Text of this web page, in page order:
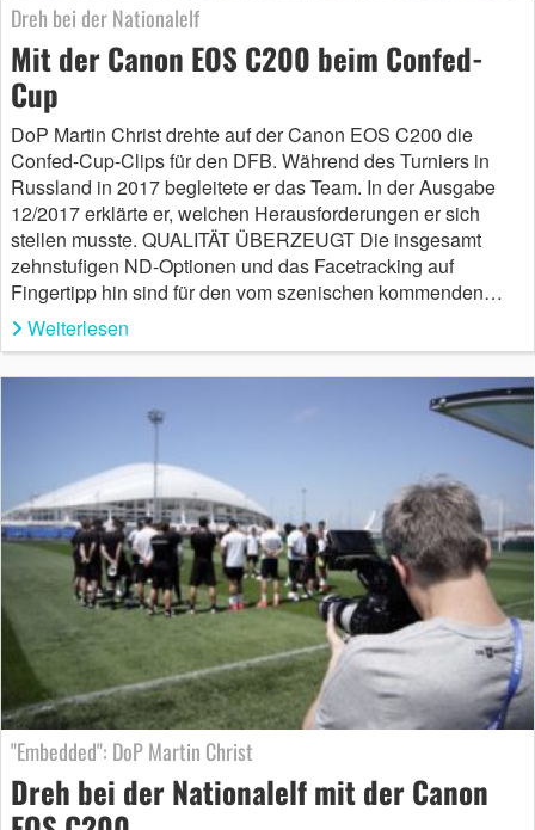
Dreh bei der Nationalelf
Mit der Canon EOS C200 beim Confed-
Cup
DoP Martin Christ drehte auf der Canon EOS C200 die
Confed-Cup-Clips für den DFB. Während des Turniers in
Russland in 2017 begleitete er das Team. In der Ausgabe
12/2017 erklärte er, welchen Herausforderungen er sich
stellen musste. QUALITÄT ÜBERZEUGT Die insgesamt
zehnstufigen ND-Optionen und das Facetracking auf
Fingertipp hin sind für den vom szenischen kommenden…
Weiterlesen
"Embedded": DoP Martin Christ
Dreh bei der Nationalelf mit der Canon